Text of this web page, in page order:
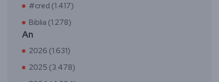
#cred (1.417)
Biblia (1.278)
An
2026 (1.631)
2025 (3.478)